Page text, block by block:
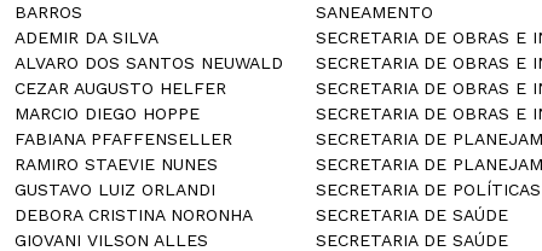
BARROS
SANEAMENTO
ADEMIR DA SILVA
SECRETARIA DE OBRAS E
ALVARO DOS SANTOS NEUWALD
SECRETARIA DE OBRAS E
CEZAR AUGUSTO HELFER
SECRETARIA DE OBRAS E
MARCIO DIEGO HOPPE
SECRETARIA DE OBRAS E
FABIANA PFAFFENSELLER
SECRETARIA DE
RAMIRO STAEVIE NUNES
SECRETARIA DE
GUSTAVO LUIZ ORLANDI
SECRETARIA DE
DEBORA CRISTINA NORONHA
SECRETARIA DE SAÚDE
GIOVANI VILSON ALLES
SECRETARIA DE SAÚDE